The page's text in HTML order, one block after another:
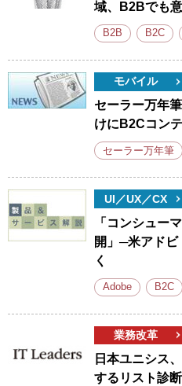
域、B2Bでも
B2B B2C
モバイル
セーラー万年
けにB2Cコン
セーラー万年筆
UI／UX／CX
「コンシュー
開」─米アドビ
く
Adobe B2C
業務改革
日本ユニシス
するリスト診